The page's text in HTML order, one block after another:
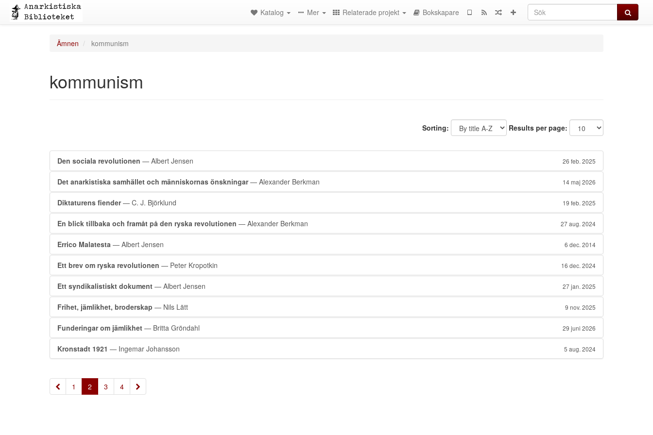
Sök
Katalog Mer Relaterade projekt Bokskapare
Ämnen kommunism
kommunism
Sorting: Results per page:
Den sociala revolutionen — Albert Jensen 26 feb. 2025
Det anarkistiska samhället och människornas önskningar— Alexander Berkman 14 maj 2026
Diktaturens fiender— C. J. Björklund 19 feb. 2025
En blick tillbaka och framåt på den ryska revolutionen — Alexander Berkman 27 aug. 2024
Errico Malatesta — Albert Jensen 6 dec. 2014
Ett brev om ryska revolutionen — Peter Kropotkin 16 dec. 2024
Ett syndikalistiskt dokument — Albert Jensen 27 jan. 2025
Frihet, jämlikhet, broderskap — Nils Lätt 9 nov. 2025
Funderingar om jämlikhet — Britta Gröndahl 29 juni 2026
Kronstadt 1921 — Ingemar Johansson 5 aug. 2024
« 1 2 3 4 »